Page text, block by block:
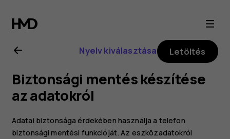
Nokia
4.2
felhasználói
kézikönyv
Nyelv kiválasztása Letöltés
Biztonsági mentés készítése
az adatokról
Adatai biztonsága érdekében használja a telefon
biztonsági mentési funkcióját. Az eszközadatokról